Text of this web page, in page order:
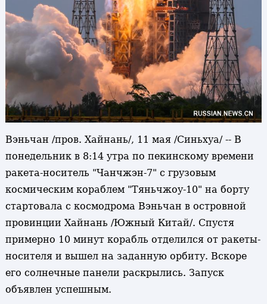
Вэньчан /пров. Хайнань/, 11 мая /Синьхуа/ -- В
понедельник в 8:14 утра по пекинскому времени
ракета-носитель "Чанчжэн-7" с грузовым
космическим кораблем "Тяньчжоу-10" на борту
стартовала с космодрома Вэньчан в островной
провинции Хайнань /Южный Китай/. Спустя
примерно 10 минут корабль отделился от ракеты-
носителя и вышел на заданную орбиту. Вскоре
его солнечные панели раскрылись. Запуск
объявлен успешным.